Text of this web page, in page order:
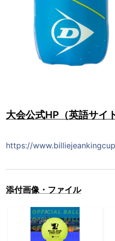
大会公式HP（英語サイト
https://
添付画像・ファイル